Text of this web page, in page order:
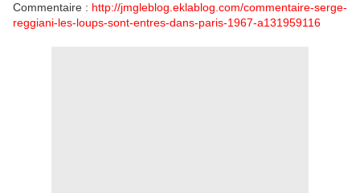
Commentaire : http://jmgleblog.eklablog.com/commentaire-serge-
reggiani-les-loups-sont-entres-dans-paris-1967-a131959116